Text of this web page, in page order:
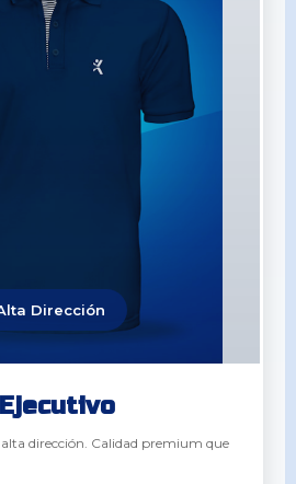
Dirección
dirección. Calidad premium que